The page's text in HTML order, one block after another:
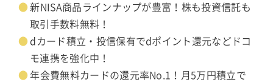
新NISA商品ラインナップが豊富！株も投資信託も
取引手数料無料！
dカード積立・投信保有でdポイント還元などドコ
モ連携を強化中！
年会費無料カードの還元率No.1！月5万円積立で